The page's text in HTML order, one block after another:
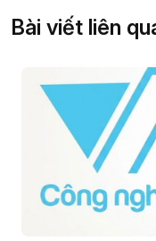
Bài viết liên